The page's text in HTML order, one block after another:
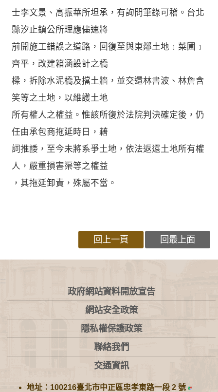
士李文景、高振華所坦承，有詢問筆錄可稽。台北
縣汐止鎮公所理應儘速將
前開施工錯誤之道路，回復至與東鄰土地﹝菜圃﹞
齊平，改建箱涵設計之橋
樑，拆除水泥橋及擋土牆，並交還林書波、林詹含
笑等之土地，以維護土地
所有權人之權益。惟該所復於法院判決確定後，仍
任由承包商拖延時日，藉
詞推諉，至今未將系爭土地，依法返還土地所有權
人，嚴重損害渠等之權益
，其拖延卸責，殊屬不當。
回上一頁 回最上面
:::
政府網站資料開放宣告
網站安全政策
隱私權保護政策
聯絡我們
交通資訊
地址：100216臺北市中正區忠孝東路一段 2 號